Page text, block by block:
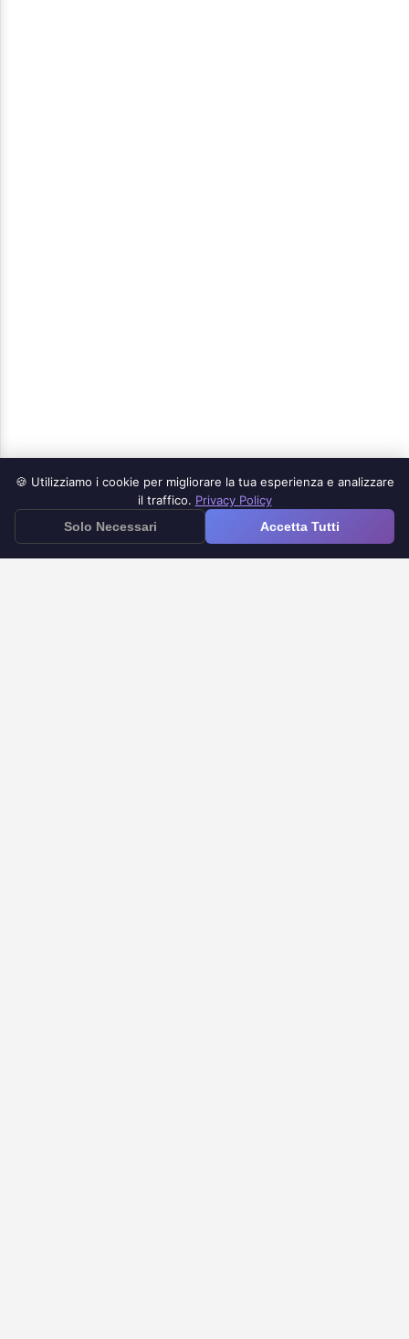
Prodotti
App Google Forms per iOS
Google Forms to Doc
🍪 Utilizziamo i cookie per migliorare la tua esperienza e analizzare
il traffico. Privacy Policy
Solo Necessari
Accetta Tutti